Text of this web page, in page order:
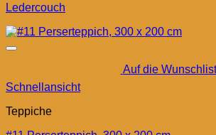
Ledercouch
Auf die
Schnellansicht
Teppiche